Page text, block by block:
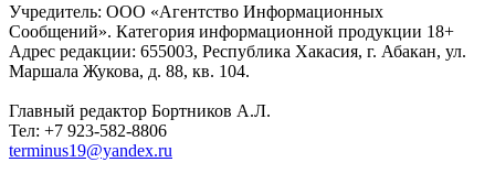
Учредитель: ООО «Агентство Информационных
Сообщений». Категория информационной продукции 18+
Адрес редакции: 655003, Республика Хакасия, г. Абакан, ул.
Маршала Жукова, д. 88, кв. 104.
Главный редактор Бортников А.Л.
Тел: +7 923-582-8806
terminus19@yandex.ru